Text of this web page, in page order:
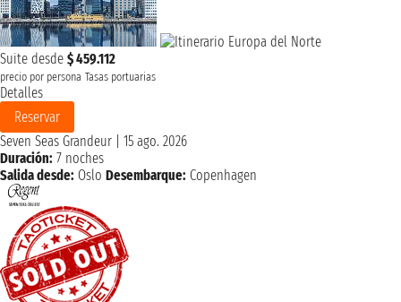
Suite desde $ 459.112
precio por persona Tasas portuarias
Detalles
Reservar
Seven Seas Grandeur
15 ago. 2026
Duración: 7 noches
Salida desde: Oslo Desembarque: Copenhagen